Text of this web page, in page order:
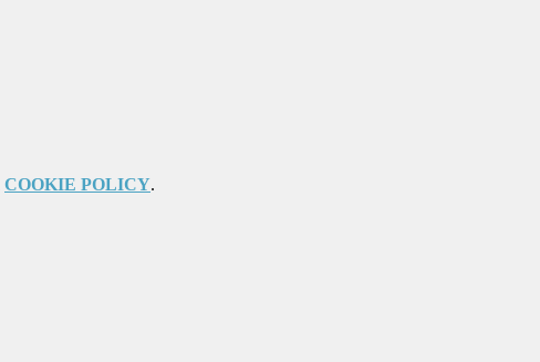
COOKIE POLICY.